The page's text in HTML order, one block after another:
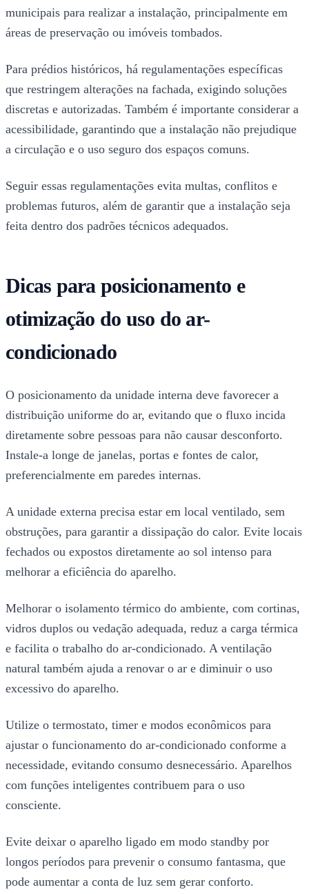
municipais para realizar a instalação, principalmente em
áreas de preservação ou imóveis tombados.
Para prédios históricos, há regulamentações específicas
que restringem alterações na fachada, exigindo soluções
discretas e autorizadas. Também é importante considerar a
acessibilidade, garantindo que a instalação não prejudique
a circulação e o uso seguro dos espaços comuns.
Seguir essas regulamentações evita multas, conflitos e
problemas futuros, além de garantir que a instalação seja
feita dentro dos padrões técnicos adequados.
Dicas para posicionamento e
otimização do uso do ar-
condicionado
O posicionamento da unidade interna deve favorecer a
distribuição uniforme do ar, evitando que o fluxo incida
diretamente sobre pessoas para não causar desconforto.
Instale-a longe de janelas, portas e fontes de calor,
preferencialmente em paredes internas.
A unidade externa precisa estar em local ventilado, sem
obstruções, para garantir a dissipação do calor. Evite locais
fechados ou expostos diretamente ao sol intenso para
melhorar a eficiência do aparelho.
Melhorar o isolamento térmico do ambiente, com cortinas,
vidros duplos ou vedação adequada, reduz a carga térmica
e facilita o trabalho do ar-condicionado. A ventilação
natural também ajuda a renovar o ar e diminuir o uso
excessivo do aparelho.
Utilize o termostato, timer e modos econômicos para
ajustar o funcionamento do ar-condicionado conforme a
necessidade, evitando consumo desnecessário. Aparelhos
com funções inteligentes contribuem para o uso
consciente.
Evite deixar o aparelho ligado em modo standby por
longos períodos para prevenir o consumo fantasma, que
pode aumentar a conta de luz sem gerar conforto.